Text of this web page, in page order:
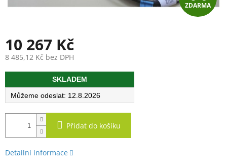
D
ZDARMA
10 267 Kč
8 485,12 Kč bez DPH
Měrná
SKLADEM
12.8.2026
Přidat do košíku
Detailní informace